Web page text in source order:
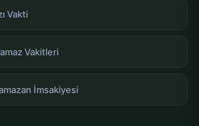
Vakti
Vakitleri
İmsakiyesi